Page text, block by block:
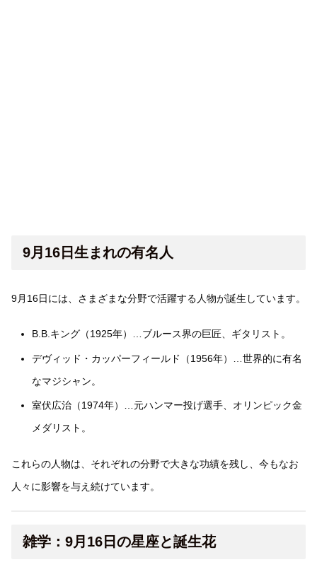
9月16日生まれの有名人
9月16日には、さまざまな分野で活躍する人物が誕生しています。
B.B.キング（1925年）…ブルース界の巨匠、ギタリスト。
デヴィッド・カッパーフィールド（1956年）…世界的に有名
なマジシャン。
室伏広治（1974年）…元ハンマー投げ選手、オリンピック金
メダリスト。
これらの人物は、それぞれの分野で大きな功績を残し、今もなお
人々に影響を与え続けています。
雑学：9月16日の星座と誕生花